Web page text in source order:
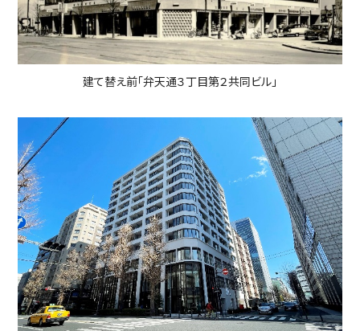
建て替え前「弁天通３丁目第２共同ビル」